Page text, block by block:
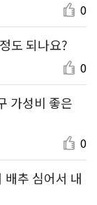
0
도 되나요?
0
가성비 좋은
0
추 심어서 내